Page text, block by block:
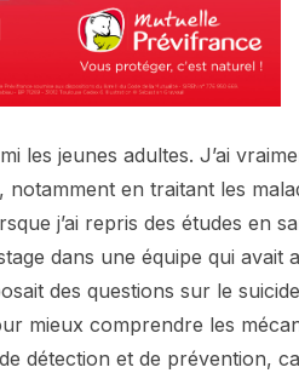
les jeunes adultes. J’ai
notamment en traitant les
j’ai repris des études en
dans une équipe qui avait
des questions sur le
mieux comprendre les
détection et de prévention,